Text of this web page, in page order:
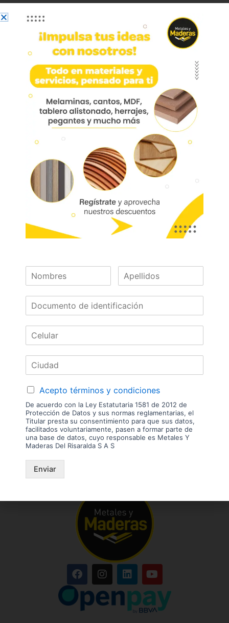
Sistema Dn-300 Hd
Sistema Dn-300 Hd 10100220021
Sistema corredizo colgante con rodamientos de
alta precisión. Compuesto de 2 correderas
testeadas para funcionamiento continuo en
portones de hasta 300 kg. Amplia resistencia y
durabilidad en diversos ambientes.
Marca:
Bonuit
Código:
Referencia:
10100220021
comprador. No incluye servicios como corte, cantos o enchape. Sólo
despachamos tableros en la zona urbana de las ciudades donde
tenemos sucursal. Disponibilidad de mercancía sujeta a verificación de
inventario. Precio sujeto a cambios sin previo aviso.
Nuestras
Marcas
Acepto términos y condiciones
De acuerdo con la Ley Estatutaria 1581 de 2012 de
Protección de Datos y sus normas reglamentarias, el
Titular presta su consentimiento para que sus datos,
facilitados voluntariamente, pasen a formar parte de
una base de datos, cuyo responsable es Metales Y
Maderas Del Risaralda S A S
Enviar